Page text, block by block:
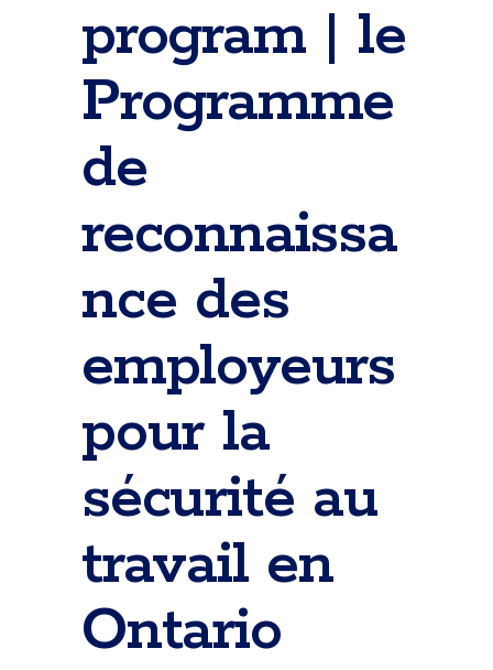
program | le
Programme
de
reconnaissa
nce des
employeurs
pour la
sécurité au
travail en
Ontario